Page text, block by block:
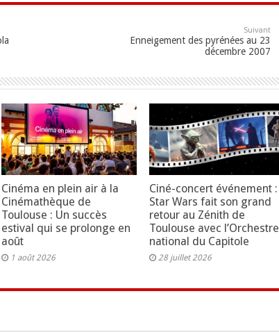
Suivant
Enneigement des pyrénées au 23
décembre 2007
Cinéma en plein air à la
Cinémathèque de
Toulouse : Un succès
estival qui se prolonge en
août
1 août 2026
Ciné-concert événement :
Star Wars fait son grand
retour au Zénith de
Toulouse avec l’Orchestre
national du Capitole
28 juillet 2026